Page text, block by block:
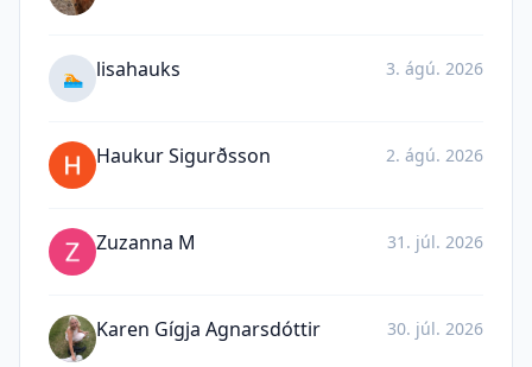
🏊 lisahauks 3. ágú. 2026
Haukur Sigurðsson 2. ágú. 2026
Zuzanna M 31. júl. 2026
Karen Gígja Agnarsdóttir 30. júl. 2026